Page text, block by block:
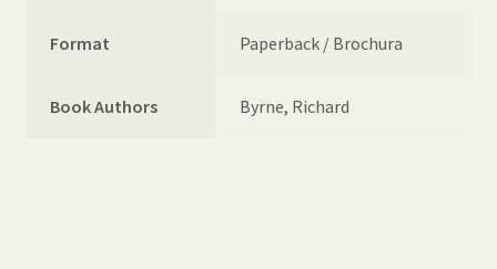
Format Paperback / Brochura
Book Authors Byrne, Richard